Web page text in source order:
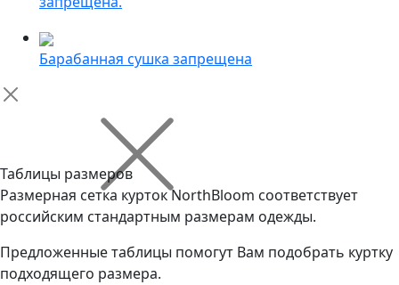
Барабанная сушка запрещена
Таблицы размеров
Размерная сетка курток NorthBloom соответствует
российским стандартным размерам одежды.
Предложенные таблицы помогут Вам подобрать куртку
подходящего размера.